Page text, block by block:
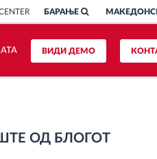
БАРАЊЕ
ВИДИ ДЕМО
ОД БЛОГОТ